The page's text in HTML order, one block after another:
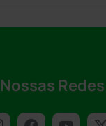
Nossas Redes